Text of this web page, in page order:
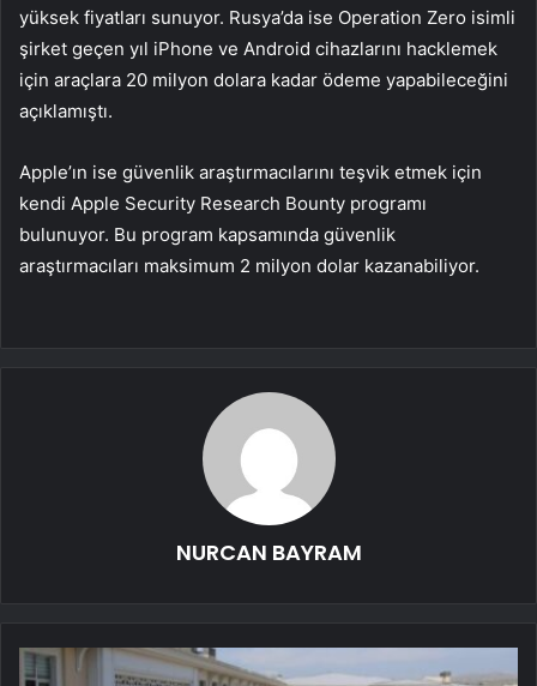
yüksek fiyatları sunuyor. Rusya’da ise Operation Zero isimli
şirket geçen yıl iPhone ve Android cihazlarını hacklemek
için araçlara 20 milyon dolara kadar ödeme yapabileceğini
açıklamıştı.
Apple’ın ise güvenlik araştırmacılarını teşvik etmek için
kendi Apple Security Research Bounty programı
bulunuyor. Bu program kapsamında güvenlik
araştırmacıları maksimum 2 milyon dolar kazanabiliyor.
NURCAN BAYRAM